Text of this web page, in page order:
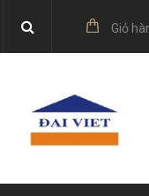
Giỏ